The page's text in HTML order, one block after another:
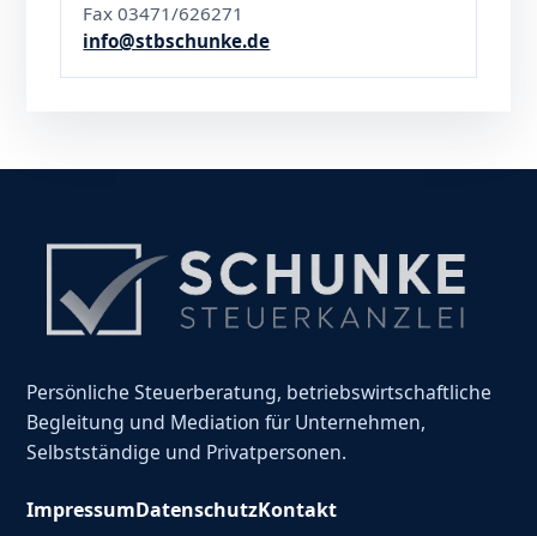
Fax 03471/626271
info@stbschunke.de
Persönliche Steuerberatung, betriebswirtschaftliche
Begleitung und Mediation für Unternehmen,
Selbstständige und Privatpersonen.
ImpressumDatenschutzKontakt